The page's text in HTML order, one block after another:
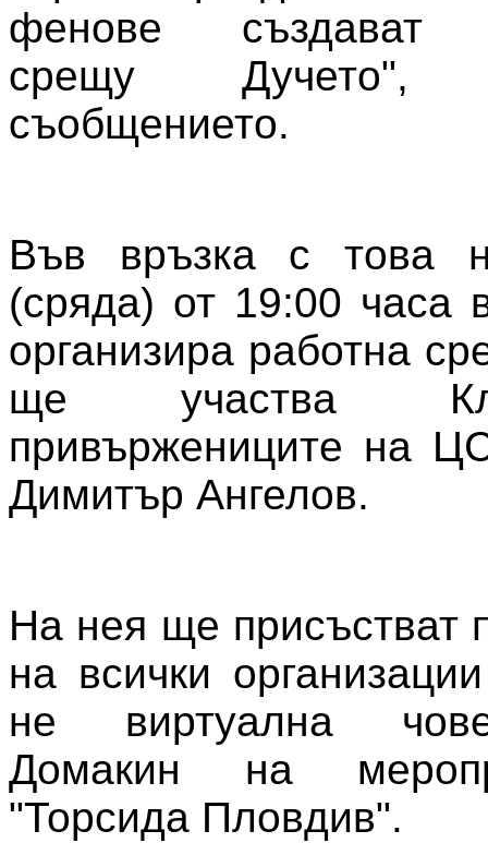
фенове създават
срещу
съобщението.
Във връзка с това
(сряда) от 19:00 часа
организира работна
ще участва
привържениците на
Димитър Ангелов.
На нея ще присъстват
на всички
не виртуална
Домакин на
"Торсида Пловдив".